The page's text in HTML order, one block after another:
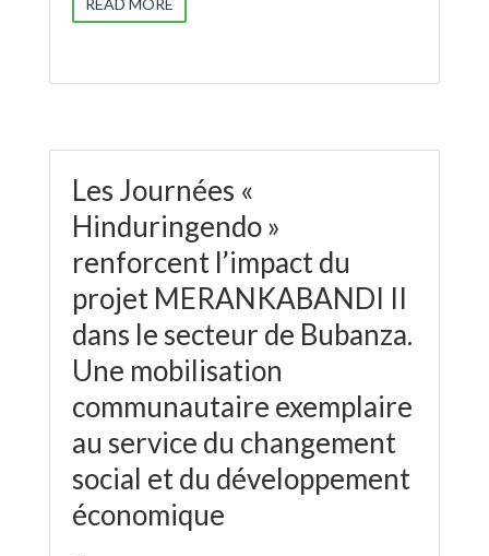
Les Journées «
Hinduringendo »
renforcent l’impact du
projet MERANKABANDI II
dans le secteur de Bubanza.
Une mobilisation
communautaire exemplaire
au service du changement
social et du développement
économique